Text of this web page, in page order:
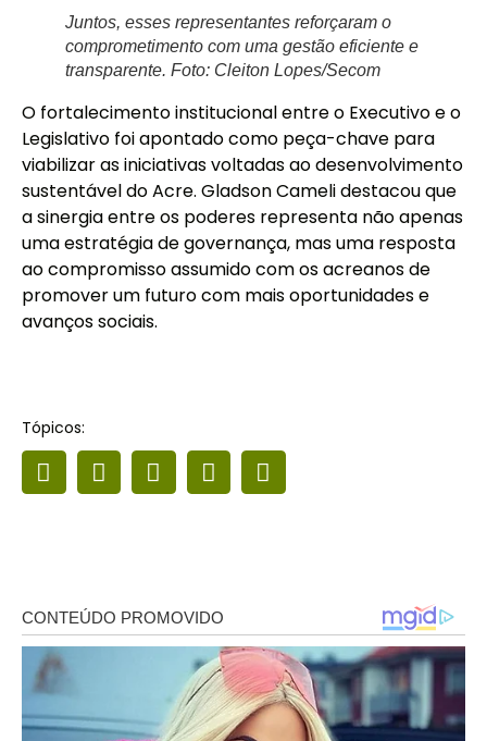
Juntos, esses representantes reforçaram o
comprometimento com uma gestão eficiente e
transparente. Foto: Cleiton Lopes/Secom
O fortalecimento institucional entre o Executivo e o
Legislativo foi apontado como peça-chave para
viabilizar as iniciativas voltadas ao desenvolvimento
sustentável do Acre. Gladson Cameli destacou que
a sinergia entre os poderes representa não apenas
uma estratégia de governança, mas uma resposta
ao compromisso assumido com os acreanos de
promover um futuro com mais oportunidades e
avanços sociais.
Tópicos: